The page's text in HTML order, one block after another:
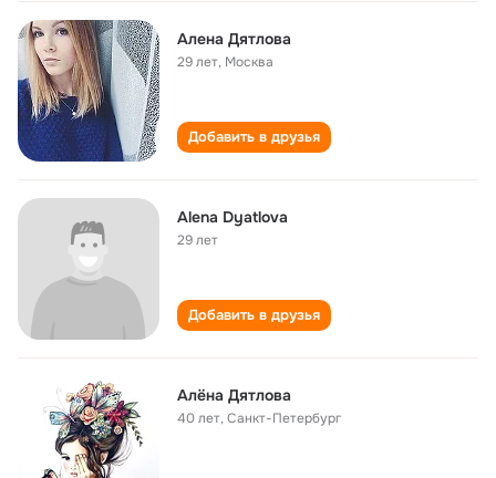
Алена Дятлова
29 лет, Москва
Добавить в друзья
Alena Dyatlova
29 лет
Добавить в друзья
Алёна Дятлова
40 лет,Санкт-Петербург